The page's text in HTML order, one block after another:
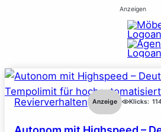
Anzeigen
Revierverhalten Anzeige Klicks: